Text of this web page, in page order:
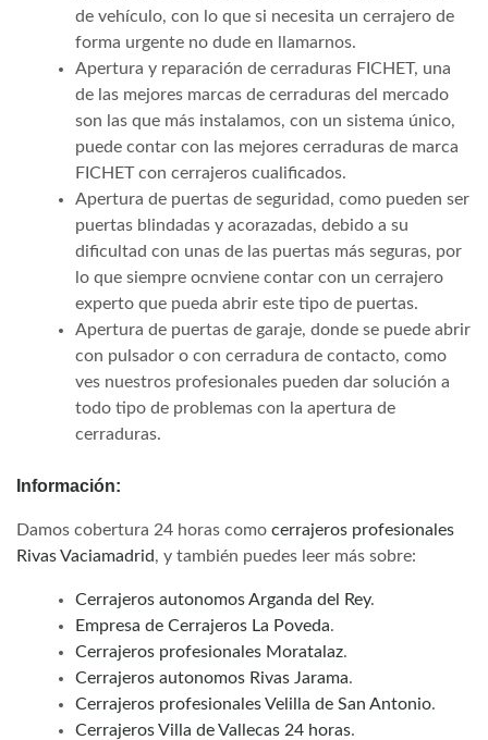
de vehículo, con lo que si necesita un cerrajero de
forma urgente no dude en llamarnos.
Apertura y reparación de cerraduras FICHET, una
de las mejores marcas de cerraduras del mercado
son las que más instalamos, con un sistema único,
puede contar con las mejores cerraduras de marca
FICHET con cerrajeros cualificados.
Apertura de puertas de seguridad, como pueden ser
puertas blindadas y acorazadas, debido a su
dificultad con unas de las puertas más seguras, por
lo que siempre ocnviene contar con un cerrajero
experto que pueda abrir este tipo de puertas.
Apertura de puertas de garaje, donde se puede abrir
con pulsador o con cerradura de contacto, como
ves nuestros profesionales pueden dar solución a
todo tipo de problemas con la apertura de
cerraduras.
Información:
Damos cobertura 24 horas como cerrajeros profesionales
Rivas Vaciamadrid, y también puedes leer más sobre:
Cerrajeros autonomos Arganda del Rey.
Empresa de Cerrajeros La Poveda.
Cerrajeros profesionales Moratalaz.
Cerrajeros autonomos Rivas Jarama.
Cerrajeros profesionales Velilla de San Antonio.
Cerrajeros Villa de Vallecas 24 horas.